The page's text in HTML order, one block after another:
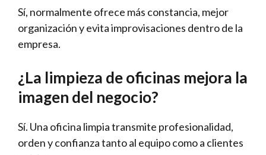
Sí, normalmente ofrece más constancia, mejor
organización y evita improvisaciones dentro de la
empresa.
¿La limpieza de oficinas mejora la
imagen del negocio?
Sí. Una oficina limpia transmite profesionalidad,
orden y confianza tanto al equipo como a clientes